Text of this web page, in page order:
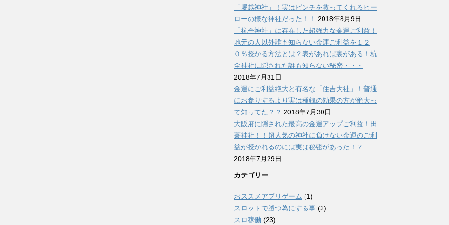
「堀越神社」！実はピンチを救ってくれるヒー
ローの様な神社だった！！
2018年8月9日
「杭全神社」に存在した超強力な金運ご利益！
地元の人以外誰も知らない金運ご利益を１２
０％授かる方法とは？表があれば裏がある！杭
全神社に隠された誰も知らない秘密・・・
2018年7月31日
金運にご利益絶大と有名な「住吉大社」！普通
にお参りするより実は種銭の効果の方が絶大っ
て知ってた？？ 2018年7月30日
大阪府に隠された最高の金運アップご利益！田
蓑神社！！超人気の神社に負けない金運のご利
益が授かれるのには実は秘密があった！？
2018年7月29日
カテゴリー
おススメアプリゲーム (1)
スロットで勝つ為にする事 (3)
スロ稼働 (23)